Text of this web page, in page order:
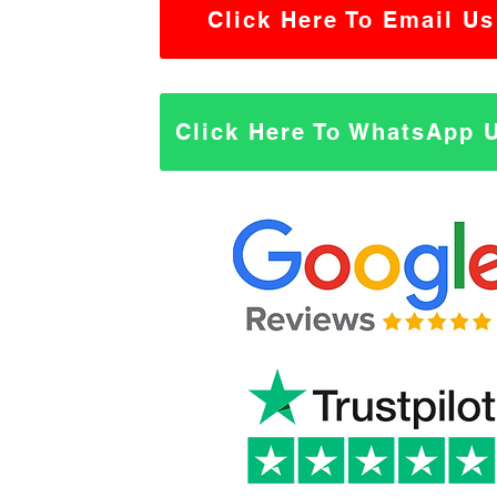
Click Here To Email Us
Click Here To WhatsApp